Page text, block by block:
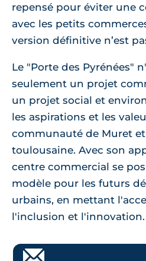
repensé pour éviter une
avec les petits
version définitive n’est
Le "Porte des Pyrénées"
seulement un projet
un projet social et
les aspirations et les
communauté de Muret
toulousaine. Avec son
centre commercial se
modèle pour les futurs
urbains, en mettant
l'inclusion et l'innovation.